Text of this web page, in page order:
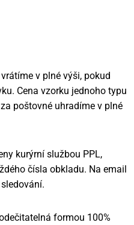
v plné výši, pokud
Cena vzorku jednoho typu
poštovné uhradíme v plné
kurýrní službou PPL,
čísla obkladu. Na email
formou 100%